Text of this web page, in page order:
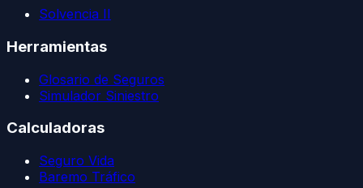
Solvencia II
Herramientas
Glosario de Seguros
Simulador Siniestro
Calculadoras
Seguro Vida
Baremo Tráfico